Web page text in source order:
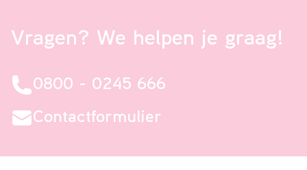
Vragen? We helpen je graag!
0800 - 0245 666
Contactformulier